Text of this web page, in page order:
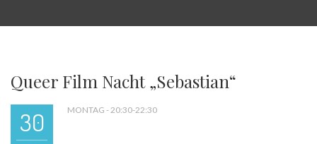
Queer Film Nacht „Sebastian“
30 MONTAG - 20:30-22:30